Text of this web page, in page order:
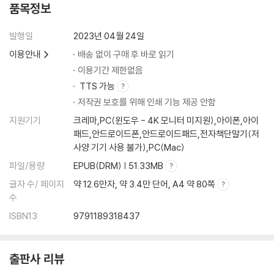
품목정보
발행일
2023년 04월 24일
이용안내
배송 없이 구매 후 바로 읽기
이용기간 제한없음
TTS 가능
저작권 보호를 위해 인쇄 기능 제공 안함
지원기기
크레마,PC(윈도우 - 4K 모니터 미지원),아이폰,아이
패드,안드로이드폰,안드로이드패드,전자책단말기(저
사양 기기 사용 불가),PC(Mac)
파일/용량
EPUB(DRM) | 51.33MB
글자 수/ 페이지
수
약 12.6만자, 약 3.4만 단어, A4 약 80쪽
ISBN13 9791189318437
출판사 리뷰